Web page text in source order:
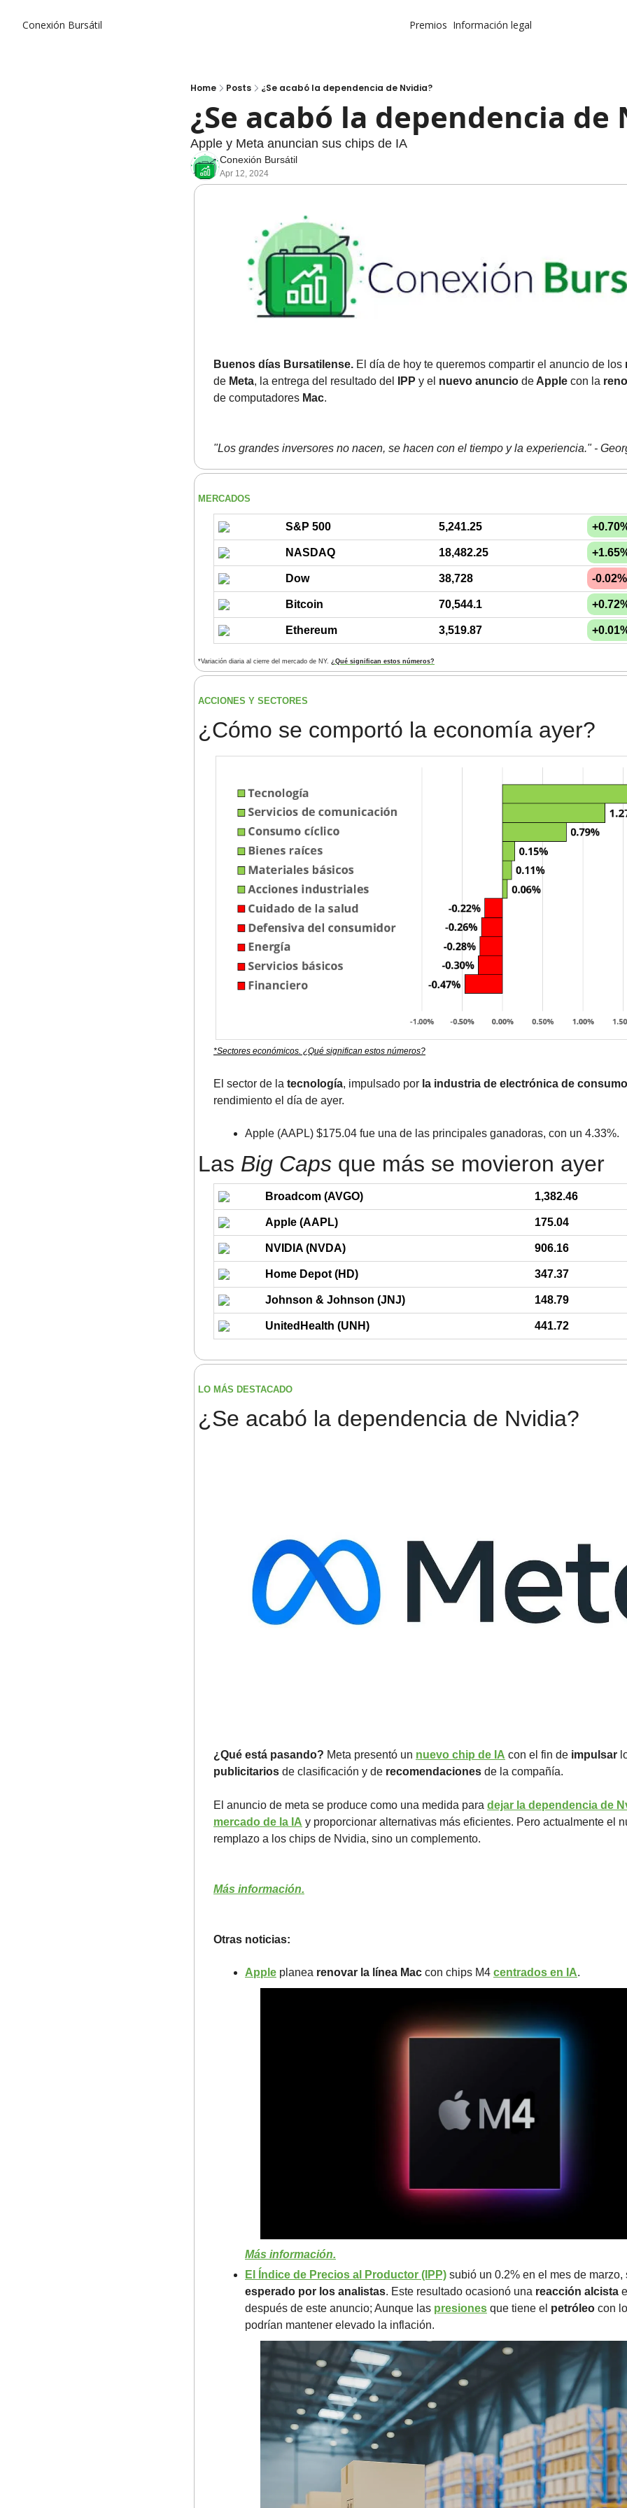
Conexión Bursátil Premios Información legal
Home Posts ¿Se acabó la dependencia de Nvidia?
¿Se acabó la dependencia
Apple y Meta anuncian sus chips de IA
Conexión Bursátil
Apr 12, 2024
Buenos días Bursatilense. El día de hoy te queremos compartir el anuncio de los
de Meta, la entrega del resultado del IPP y el nuevo anuncio de Apple con la
de computadores Mac.
"Los grandes inversores no nacen, se hacen con el tiempo y la experiencia." -
MERCADOS
S&P 500 5,241.25
NASDAQ 18,482.25
Dow 38,728 -0.02%
Bitcoin 70,544.1
Ethereum 3,519.87
*Variación diaria al cierre del mercado de NY. ¿Qué significan estos números?
ACCIONES Y SECTORES
¿Cómo se comportó la economía ayer?
*Sectores económicos. ¿Qué significan estos números?
El sector de la tecnología, impulsado por la industria de electrónica de consumo
rendimiento el día de ayer.
Apple (AAPL) $175.04 fue una de las principales ganadoras, con un 4.33%.
Las Big Caps que más se movieron ayer
Broadcom (AVGO) 1,382.46
Apple (AAPL) 175.04
NVIDIA (NVDA) 906.16
Home Depot (HD) 347.37
Johnson & Johnson (JNJ) 148.79
UnitedHealth (UNH) 441.72
LO MÁS DESTACADO
¿Se acabó la dependencia de Nvidia?
¿Qué está pasando? Meta presentó un nuevo chip de IA con el fin de impulsar
publicitarios de clasificación y de recomendaciones de la compañía.
El anuncio de meta se produce como una medida para dejar la dependencia de
mercado de la IA y proporcionar alternativas más eficientes. Pero actualmente el
remplazo a los chips de Nvidia, sino un complemento.
Más información.
Otras noticias:
Apple planea renovar la línea Mac con chips M4 centrados en IA.
Más información.
El Índice de Precios al Productor (IPP) subió un 0.2% en el mes de
esperado por los analistas. Este resultado ocasionó una reacción alcista
después de este anuncio; Aunque las presiones que tiene el petróleo con
podrían mantener elevado la inflación.